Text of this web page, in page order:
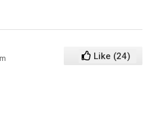
Like (24)